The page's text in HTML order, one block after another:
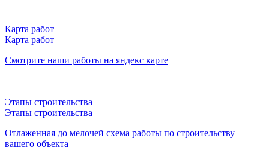
Карта работ
Карта работ
Смотрите наши работы на яндекс карте
Этапы строительства
Этапы строительства
Отлаженная до мелочей схема работы по строительству
вашего объекта